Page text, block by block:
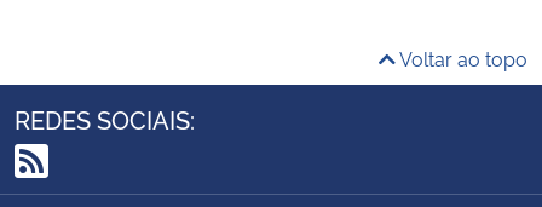
Voltar ao topo
REDES SOCIAIS: